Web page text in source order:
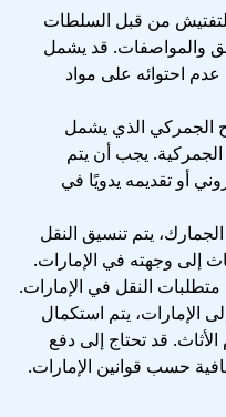
من قبل السلطات
والمواصفات. قد يشمل
احتوائه على مواد
الجمركي الذي يشمل
يجب أن يتم
أو تقديمه يدويًا في
يتم تنسيق النقل
إلى وجهته في الإمارات.
النقل في الإمارات.
الإمارات، يتم استكمال
قد تحتاج إلى دفع
حسب قوانين الإمارات.